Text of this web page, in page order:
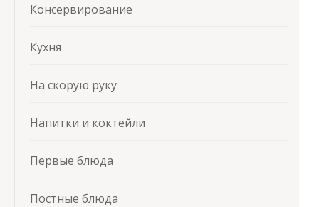
Консервирование
Кухня
На скорую руку
Напитки и коктейли
Первые блюда
Постные блюда